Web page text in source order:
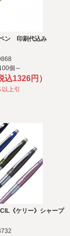
ン 印刷代込み
個～
込1326円）
上引
《ケリー》シャープ